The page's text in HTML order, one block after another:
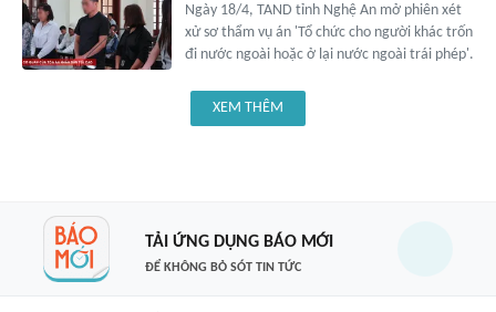
Ngày 18/4, TAND tỉnh Nghệ An mở phiên xét
xử sơ thẩm vụ án 'Tổ chức cho người khác trốn
đi nước ngoài hoặc ở lại nước ngoài trái phép'.
XEM THÊM
TẢI ỨNG DỤNG BÁO MỚI
ĐỂ KHÔNG BỎ SÓT TIN TỨC